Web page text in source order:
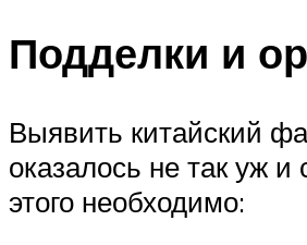
Подделки и
Выявить китайский
оказалось не так уж и
этого необходимо: